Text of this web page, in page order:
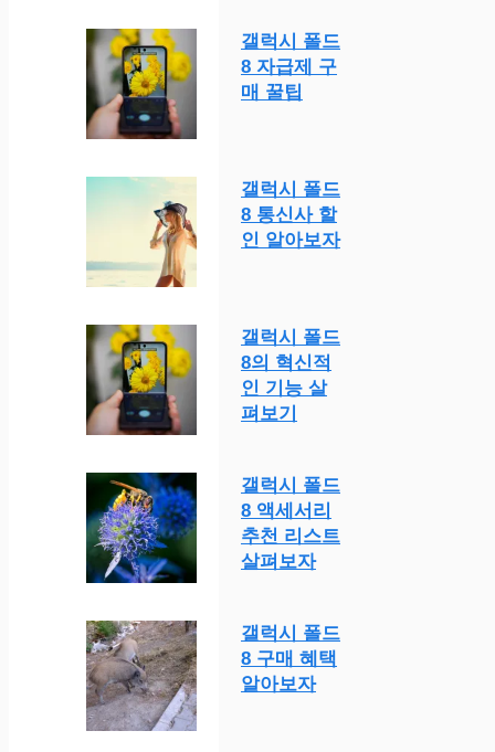
갤럭시 폴드
8 자급제 구
매 꿀팁
갤럭시 폴드
8 통신사 할
인 알아보자
갤럭시 폴드
8의 혁신적
인 기능 살
펴보기
갤럭시 폴드
8 액세서리
추천 리스트
살펴보자
갤럭시 폴드
8 구매 혜택
알아보자